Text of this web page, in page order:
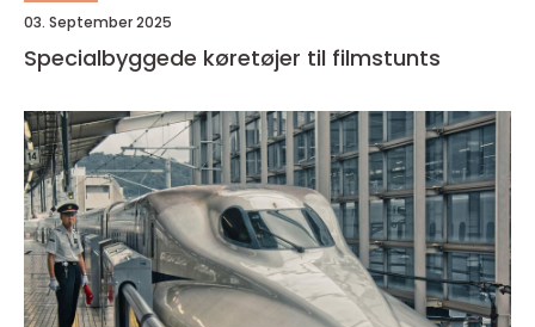
03. September 2025
Specialbyggede køretøjer til filmstunts